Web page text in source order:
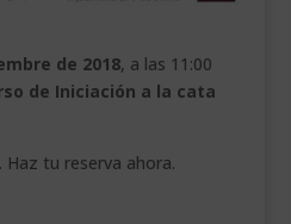
de 2018, a las 11:00
de Iniciación a la cata
Haz tu reserva ahora.